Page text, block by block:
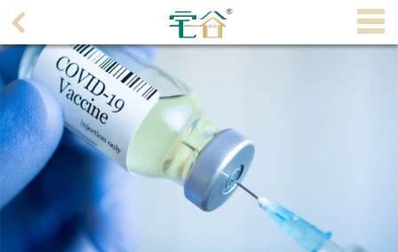
理
主
页
搵
楼/
成